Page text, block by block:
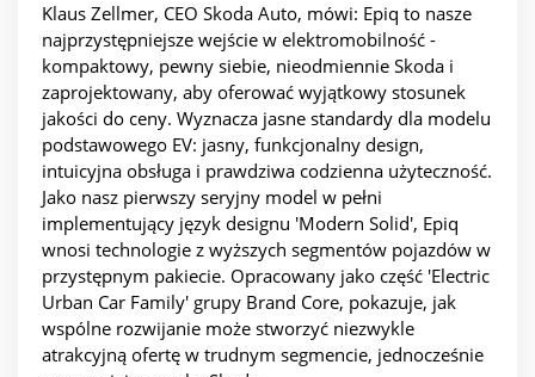
Klaus Zellmer, CEO Skoda Auto, mówi: Epiq to nasze
najprzystępniejsze wejście w elektromobilność -
kompaktowy, pewny siebie, nieodmiennie Skoda i
zaprojektowany, aby oferować wyjątkowy stosunek
jakości do ceny. Wyznacza jasne standardy dla modelu
podstawowego EV: jasny, funkcjonalny design,
intuicyjna obsługa i prawdziwa codzienna użyteczność.
Jako nasz pierwszy seryjny model w pełni
implementujący język designu 'Modern Solid', Epiq
wnosi technologie z wyższych segmentów pojazdów w
przystępnym pakiecie. Opracowany jako część 'Electric
Urban Car Family' grupy Brand Core, pokazuje, jak
wspólne rozwijanie może stworzyć niezwykle
atrakcyjną ofertę w trudnym segmencie, jednocześnie